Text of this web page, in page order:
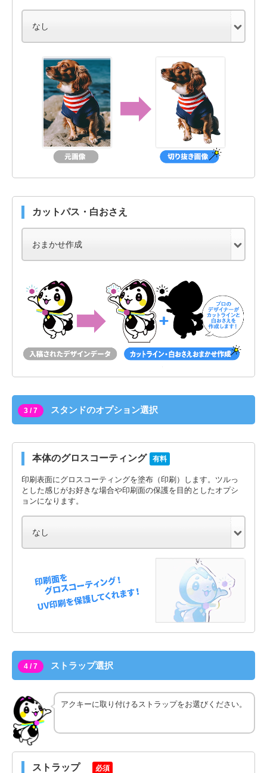
カットパス・白おさえ
3 / 7 スタンドのオプション選択
本体のグロスコーティング 有料
印刷表面にグロスコーティングを塗布（印刷）します。ツルっ
とした感じがお好きな場合や印刷面の保護を目的としたオプシ
ョンになります。
4 / 7 ストラップ選択
アクキーに取り付けるストラップをお選びください。
ストラップ 必須